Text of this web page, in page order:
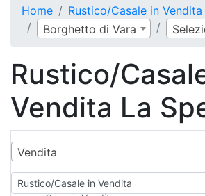
Home
Rustico/Casale in
Borghetto di Vara
Rustico/
Vendita La
Vendita
Rustico/Casale in Vendita